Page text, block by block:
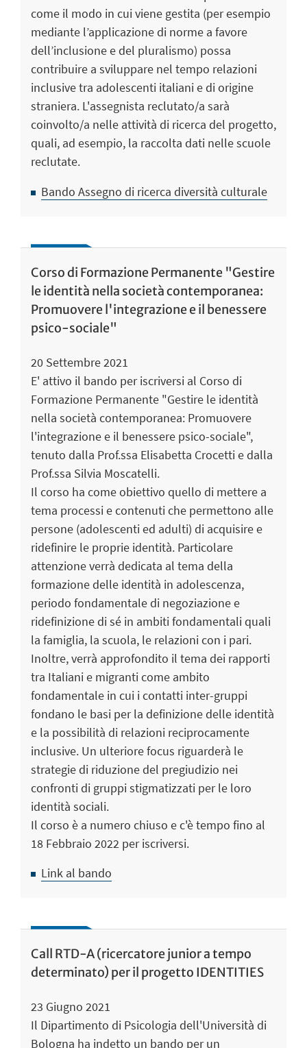
come il modo in cui viene gestita (per esempio
mediante l’applicazione di norme a favore
dell’inclusione e del pluralismo) possa
contribuire a sviluppare nel tempo relazioni
inclusive tra adolescenti italiani e di origine
straniera. L'assegnista reclutato/a sarà
coinvolto/a nelle attività di ricerca del progetto,
quali, ad esempio, la raccolta dati nelle scuole
reclutate.
Bando Assegno di ricerca diversità culturale
Corso di Formazione Permanente "Gestire
le identità nella società contemporanea:
Promuovere l'integrazione e il benessere
psico-sociale"
20 Settembre 2021
E' attivo il bando per iscriversi al Corso di
Formazione Permanente "Gestire le identità
nella società contemporanea: Promuovere
l'integrazione e il benessere psico-sociale",
tenuto dalla Prof.ssa Elisabetta Crocetti e dalla
Prof.ssa Silvia Moscatelli.
Il corso ha come obiettivo quello di mettere a
tema processi e contenuti che permettono alle
persone (adolescenti ed adulti) di acquisire e
ridefinire le proprie identità. Particolare
attenzione verrà dedicata al tema della
formazione delle identità in adolescenza,
periodo fondamentale di negoziazione e
ridefinizione di sé in ambiti fondamentali quali
la famiglia, la scuola, le relazioni con i pari.
Inoltre, verrà approfondito il tema dei rapporti
tra Italiani e migranti come ambito
fondamentale in cui i contatti inter-gruppi
fondano le basi per la definizione delle identità
e la possibilità di relazioni reciprocamente
inclusive. Un ulteriore focus riguarderà le
strategie di riduzione del pregiudizio nei
confronti di gruppi stigmatizzati per le loro
identità sociali.
Il corso è a numero chiuso e c'è tempo fino al
18 Febbraio 2022 per iscriversi.
Link al bando
Call RTD-A (ricercatore junior a tempo
determinato) per il progetto IDENTITIES
23 Giugno 2021
Il Dipartimento di Psicologia dell'Università di
Bologna ha indetto un bando per un